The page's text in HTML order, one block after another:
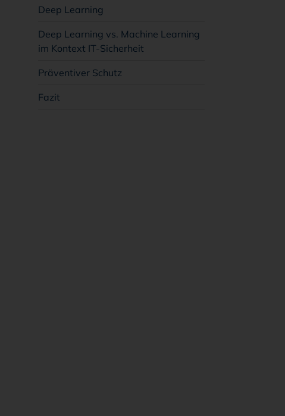
Deep Learning
Deep Learning vs. Machine Learning
im Kontext IT-Sicherheit
Präventiver Schutz
Fazit